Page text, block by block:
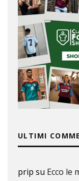
ULTIMI
prip su Ecco le